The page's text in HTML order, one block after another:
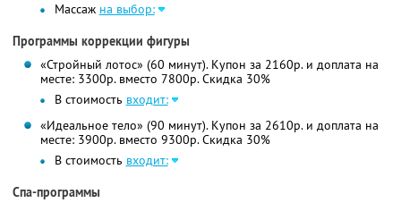
Массаж на выбор:
Программы коррекции фигуры
«Стройный лотос» (60 минут). Купон за 2160р. и доплата на
месте: 3300р. вместо 7800р. Скидка 30%
В стоимость входит:
«Идеальное тело» (90 минут). Купон за 2610р. и доплата на
месте: 3900р. вместо 9300р. Скидка 30%
В стоимость входит:
Спа-программы